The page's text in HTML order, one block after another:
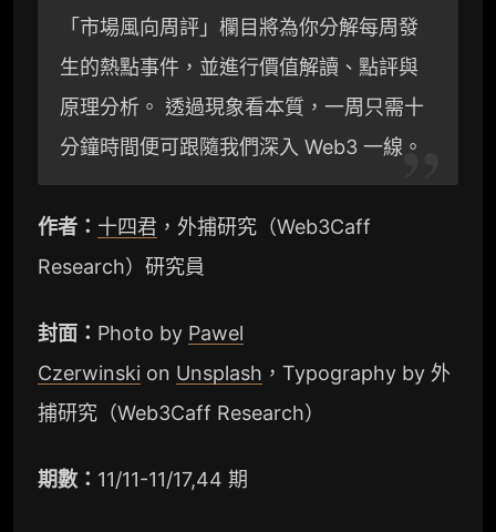
t
r
a
m
e
i
b
o
i
n
k
「市場風向周評」欄目將為你分解每周發
生的熱點事件，並進行價值解讀、點評與
原理分析。 透過現象看本質，一周只需十
分鐘時間便可跟隨我們深入 Web3 一線。
作者： 十四君 ，外捕研究（Web3Caff
Research）研究員
封面： Photo by Pawel
Czerwinski on Unsplash ，Typography by 外
捕研究（Web3Caff Research）
期數： 11/11-11/17,44 期